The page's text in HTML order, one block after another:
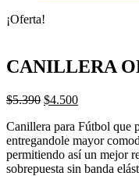
¡Oferta!
CANILLERA
$5.390 El
original
era:
$5.390.
$4.500El
actual
es:
$4.500.
Canillera para Fútbol que
entregandole mayor
permitiendo así un mejor
sobrepuesta sin banda